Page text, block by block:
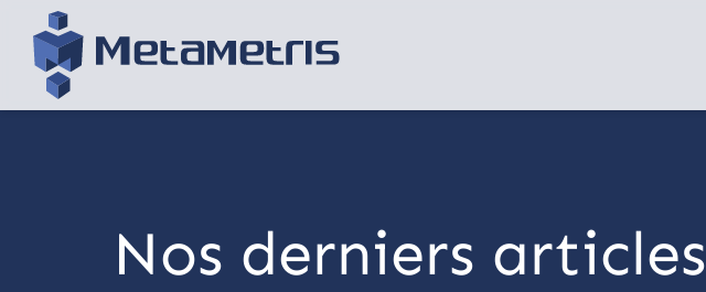
Nos derniers articles